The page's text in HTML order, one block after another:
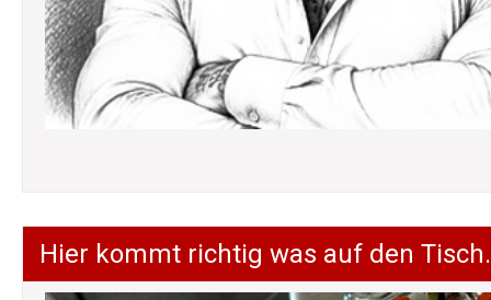
Hier kommt richtig was auf den Tisch.